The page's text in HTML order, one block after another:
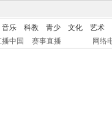
音乐 科教 青少 文化
艺术
播中国 赛事直播 网络